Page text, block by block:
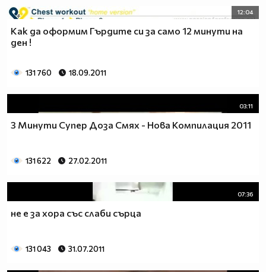
12:04
Как да оформим Гърдите си за само 12 минути на
ден !
131 760 18.09.2011
03:11
3 Минути Супер Доза Смях - Нова Компилация 2011
131 622 27.02.2011
07:36
не е за хора със слаби сърца
131 043 31.07.2011